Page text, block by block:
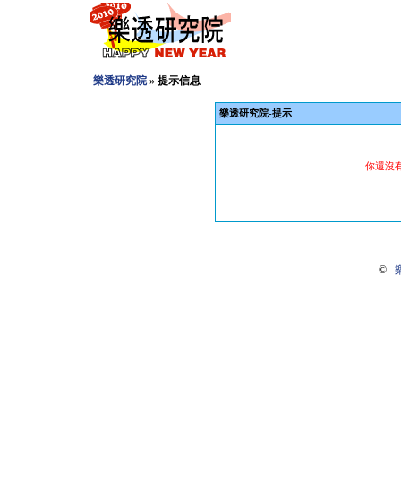
樂透研究院» 提示信息
樂透研究院-提示
你還沒
©